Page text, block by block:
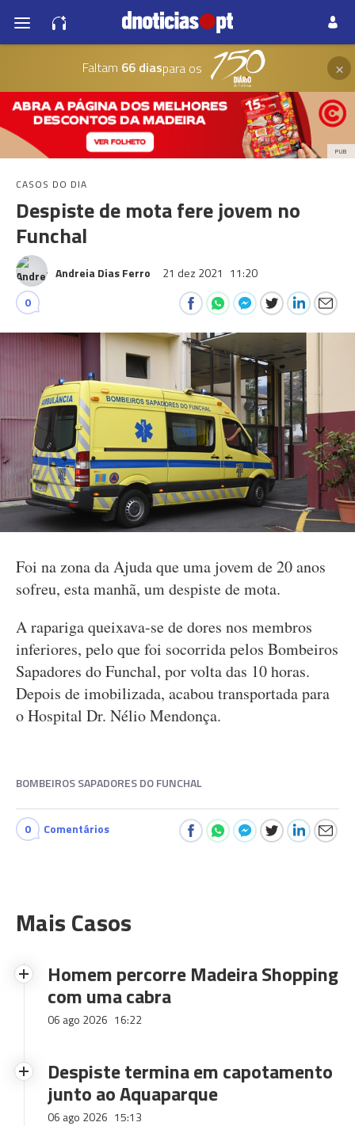
Faltam 66 diaspara os ×
PUB
CASOS DO DIA
Despiste de mota fere jovem no
Funchal
Andreia Dias Ferro 21 dez 2021 11:20
0
Foi na zona da Ajuda que uma jovem de 20 anos
sofreu, esta manhã, um despiste de mota.
A rapariga queixava-se de dores nos membros
inferiores, pelo que foi socorrida pelos Bombeiros
Sapadores do Funchal, por volta das 10 horas.
Depois de imobilizada, acabou transportada para
o Hospital Dr. Nélio Mendonça.
BOMBEIROS SAPADORES DO FUNCHAL
0 Comentários
Mais Casos
Homem percorre Madeira Shopping
com uma cabra
06 ago 2026 16:22
Despiste termina em capotamento
junto ao Aquaparque
06 ago 2026 15:13